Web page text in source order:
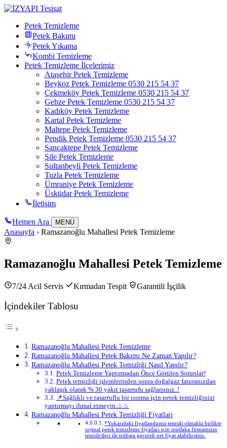
Petek Temizleme
Petek Bakımı
Petek Yıkama
Kombi Temizleme
Petek Temizleme İlçelerimiz
Ataşehir Petek Temizleme
Beykoz Petek Temizleme 0530 215 54 37
Çekmeköy Petek Temizleme 0530 215 54 37
Gebze Petek Temizleme 0530 215 54 37
Kadıköy Petek Temizleme
Kartal Petek Temizleme
Maltepe Petek Temizleme
Pendik Petek Temizleme 0530 215 54 37
Sancaktepe Petek Temizleme
Şile Petek Temizleme
Sultanbeyli Petek Temizleme
Tuzla Petek Temizleme
Ümraniye Petek Temizleme
Üsküdar Petek Temizleme
İletişim
Hemen Ara MENÜ
Anasayfa › Ramazanoğlu Mahallesi Petek Temizleme
Ramazanoğlu Mahallesi Petek Temizleme
7/24 Acil Servis Kırmadan Tespit Garantili İşçilik
İçindekiler Tablosu
Ramazanoğlu Mahallesi Petek Temizleme
Ramazanoğlu Mahallesi Petek Bakımı Ne Zaman Yapılır?
Ramazanoğlu Mahallesi Petek Temizliği Nasıl Yapılır?
Petek Temizleme Yaptırmadan Önce Görülen Sorunlar!
Petek temizliği işlemlerinden sonra doğalgaz faturanızdan
yaklaşık olarak % 30 yakıt tasarrufu sağlarsınız..!
📌Sağlıklı ve tasarruflu bir ısınma için petek temizliğinizi
yaptırmayı ihmal etmeyin.♨♨
Ramazanoğlu Mahallesi Petek Temizliği Fiyatları
*Yukarıdaki fiyatlandırma temsili olmakla birlikte
orjinal petek temizleme fiyatları için mutlaka firmamızın
temsilcileri ile irtibata geçerek net fiyat alabilirsiniz.